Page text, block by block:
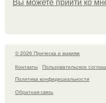
Вы можете прийти ко
© 2026 Прическа и макияж
Контакты
Пользовательское
Политика конфидециальности
Обратная связь